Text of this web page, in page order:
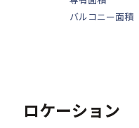
バルコニー面積
ロケーション